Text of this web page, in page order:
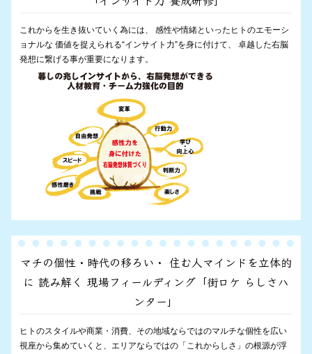
これからを生き抜いていく為には、 感性や情緒といったヒトのエモーシ
ョナルな 価値を捉えられる“インサイト力”を身に付けて、 卓越した右脳
発想に繋げる事が重要になります。
マチの個性・時代の移ろい・ 住む人マインドを立体的
に 読み解く 現場フィールディング「街ロケ らしさハ
ンター」
ヒトのスタイルや商業・消費、その地域ならではのマルチな個性を広い
視座から集めていくと、エリアならではの「これからしさ」の根源が浮